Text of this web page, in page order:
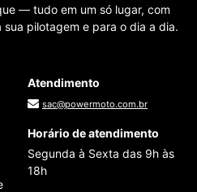
— tudo em um só lugar, com
pilotagem e para o dia a dia.
Atendimento
sac@powermoto.com.br
Horário de atendimento
Segunda à Sexta das 9h às
18h